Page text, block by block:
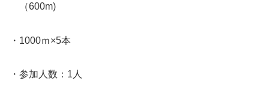
（600m)
・1000ｍ×5本
・参加人数：1人